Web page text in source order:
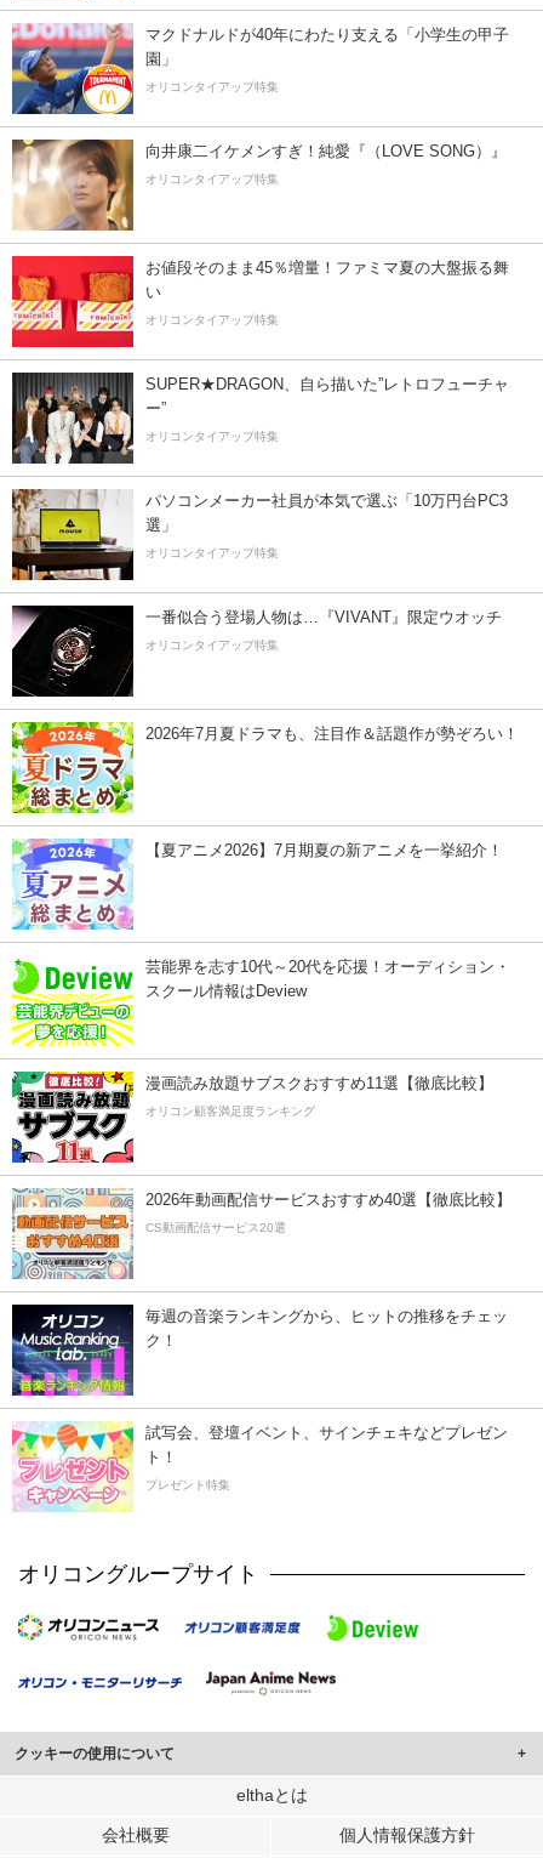
マクドナルドが40年にわたり支える「小学生の甲子
園」
オリコンタイアップ特集
向井康二イケメンすぎ！純愛『（LOVE SONG）』
オリコンタイアップ特集
お値段そのまま45％増量！ファミマ夏の大盤振る舞
い
オリコンタイアップ特集
SUPER★DRAGON、自ら描いた”レトロフューチャ
ー”
オリコンタイアップ特集
パソコンメーカー社員が本気で選ぶ「10万円台PC3
選」
オリコンタイアップ特集
一番似合う登場人物は…『VIVANT』限定ウオッチ
オリコンタイアップ特集
2026年7月夏ドラマも、注目作＆話題作が勢ぞろい！
【夏アニメ2026】7月期夏の新アニメを一挙紹介！
芸能界を志す10代～20代を応援！オーディション・
スクール情報はDeview
漫画読み放題サブスクおすすめ11選【徹底比較】
オリコン顧客満足度ランキング
2026年動画配信サービスおすすめ40選【徹底比較】
CS動画配信サービス20選
毎週の音楽ランキングから、ヒットの推移をチェッ
ク！
試写会、登壇イベント、サインチェキなどプレゼン
ト！
プレゼント特集
オリコングループサイト
クッキーの使用について
このサイトでは Cookie を使用して、ユーザーに合わせたコンテンツや広告の
行っています。
elthaとは
会社概要 個人情報保護方針